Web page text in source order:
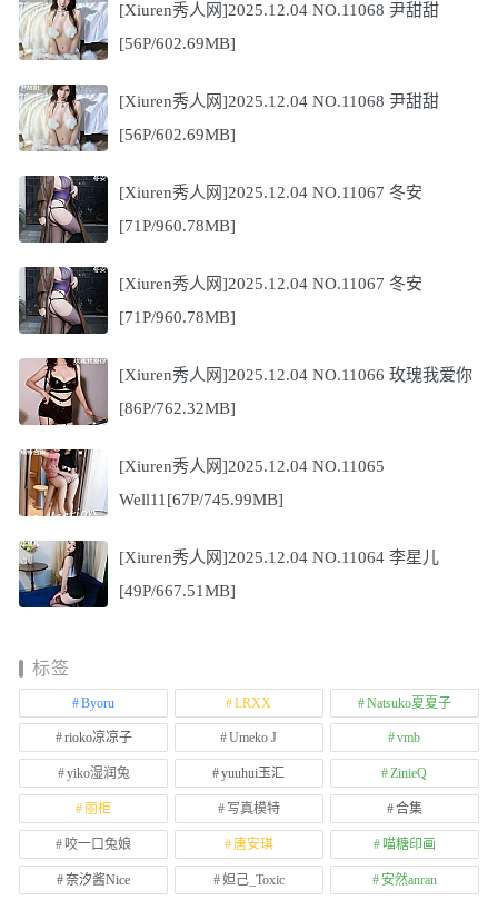
[Xiuren秀人网]2025.12.04 NO.11068 尹甜甜
[56P/602.69MB]
[Xiuren秀人网]2025.12.04 NO.11068 尹甜甜
[56P/602.69MB]
[Xiuren秀人网]2025.12.04 NO.11067 冬安
[71P/960.78MB]
[Xiuren秀人网]2025.12.04 NO.11067 冬安
[71P/960.78MB]
[Xiuren秀人网]2025.12.04 NO.11066 玫瑰我爱你
[86P/762.32MB]
[Xiuren秀人网]2025.12.04 NO.11065
Well11[67P/745.99MB]
[Xiuren秀人网]2025.12.04 NO.11064 李星儿
[49P/667.51MB]
标签
Byoru LRXX Natsuko夏夏子
rioko凉凉子 Umeko J vmb
yiko湿润兔 yuuhui玉汇 ZinieQ
丽柜 写真模特 合集
咬一口兔娘 唐安琪 喵糖印画
奈汐酱Nice 妲己_Toxic 安然anran